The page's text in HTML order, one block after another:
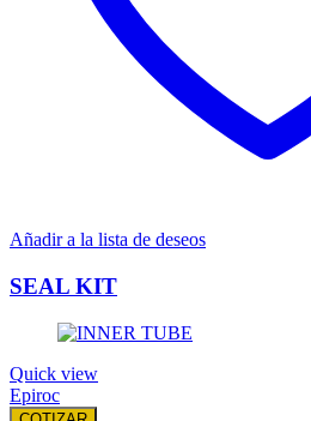
Añadir a la lista de deseos
SEAL KIT
Quick view
Epiroc